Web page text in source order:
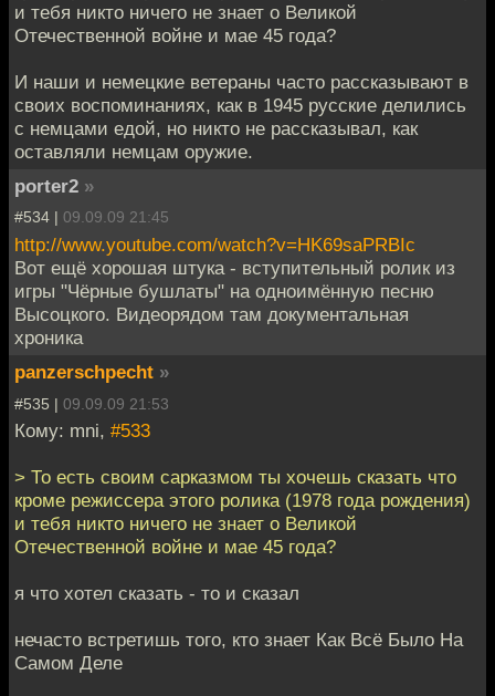
и тебя никто ничего не знает о Великой
Отечественной войне и мае 45 года?
И наши и немецкие ветераны часто рассказывают в
своих воспоминаниях, как в 1945 русские делились
с немцами едой, но никто не рассказывал, как
оставляли немцам оружие.
porter2 »
#534 | 09.09.09 21:45
http://www.youtube.com/watch?v=HK69saPRBIc
Вот ещё хорошая штука - вступительный ролик из
игры "Чёрные бушлаты" на одноимённую песню
Высоцкого. Видеорядом там документальная
хроника
panzerschpecht »
#535 | 09.09.09 21:53
Кому: mni, #533
> То есть своим сарказмом ты хочешь сказать что
кроме режиссера этого ролика (1978 года рождения)
и тебя никто ничего не знает о Великой
Отечественной войне и мае 45 года?
я что хотел сказать - то и сказал
нечасто встретишь того, кто знает Как Всё Было На
Самом Деле